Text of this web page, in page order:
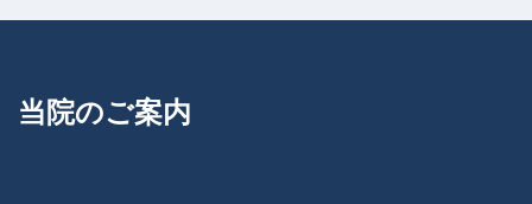
当院のご案内